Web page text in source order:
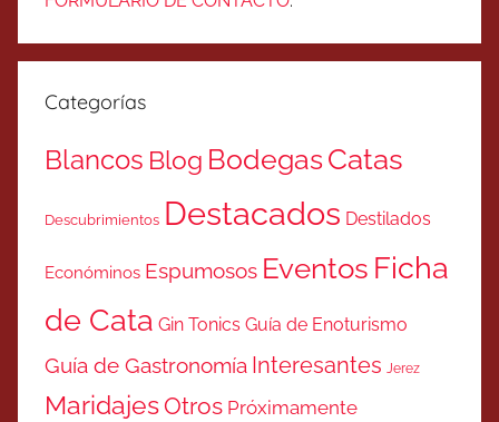
Categorías
Blancos Blog BodegasCatas
Descubrimientos Destacados Destilados
Económinos Espumosos Eventos Ficha
de Cata Gin Tonics Guía de Enoturismo
Guía de Gastronomía Interesantes Jerez
MaridajesOtros Próximamente